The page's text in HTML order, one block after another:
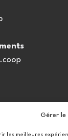
Gérer le
les meilleures